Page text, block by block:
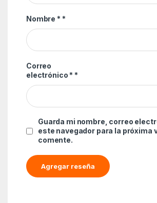
Nombre * *
Correo
electrónico * *
Guarda mi nombre, correo
este navegador para la próxima
comente.